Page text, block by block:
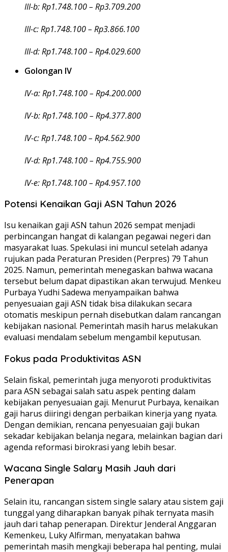
III-b: Rp1.748.100 – Rp3.709.200
III-c: Rp1.748.100 – Rp3.866.100
III-d: Rp1.748.100 – Rp4.029.600
Golongan IV
IV-a: Rp1.748.100 – Rp4.200.000
IV-b: Rp1.748.100 – Rp4.377.800
IV-c: Rp1.748.100 – Rp4.562.900
IV-d: Rp1.748.100 – Rp4.755.900
IV-e: Rp1.748.100 – Rp4.957.100
Potensi Kenaikan Gaji ASN Tahun 2026
Isu kenaikan gaji ASN tahun 2026 sempat menjadi
perbincangan hangat di kalangan pegawai negeri dan
masyarakat luas. Spekulasi ini muncul setelah adanya
rujukan pada Peraturan Presiden (Perpres) 79 Tahun
2025. Namun, pemerintah menegaskan bahwa wacana
tersebut belum dapat dipastikan akan terwujud. Menkeu
Purbaya Yudhi Sadewa menyampaikan bahwa
penyesuaian gaji ASN tidak bisa dilakukan secara
otomatis meskipun pernah disebutkan dalam rancangan
kebijakan nasional. Pemerintah masih harus melakukan
evaluasi mendalam sebelum mengambil keputusan.
Fokus pada Produktivitas ASN
Selain fiskal, pemerintah juga menyoroti produktivitas
para ASN sebagai salah satu aspek penting dalam
kebijakan penyesuaian gaji. Menurut Purbaya, kenaikan
gaji harus diiringi dengan perbaikan kinerja yang nyata.
Dengan demikian, rencana penyesuaian gaji bukan
sekadar kebijakan belanja negara, melainkan bagian dari
agenda reformasi birokrasi yang lebih besar.
Wacana Single Salary Masih Jauh dari
Penerapan
Selain itu, rancangan sistem single salary atau sistem gaji
tunggal yang diharapkan banyak pihak ternyata masih
jauh dari tahap penerapan. Direktur Jenderal Anggaran
Kemenkeu, Luky Alfirman, menyatakan bahwa
pemerintah masih mengkaji beberapa hal penting, mulai